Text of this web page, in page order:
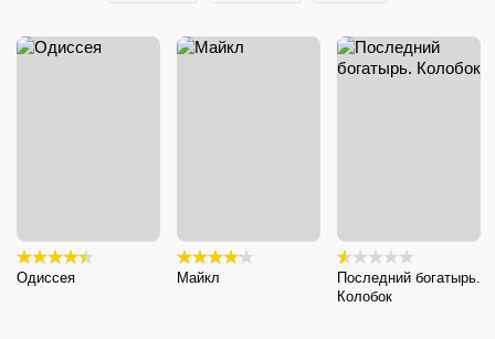
Одиссея Майкл
Последний богатырь.
Колобок